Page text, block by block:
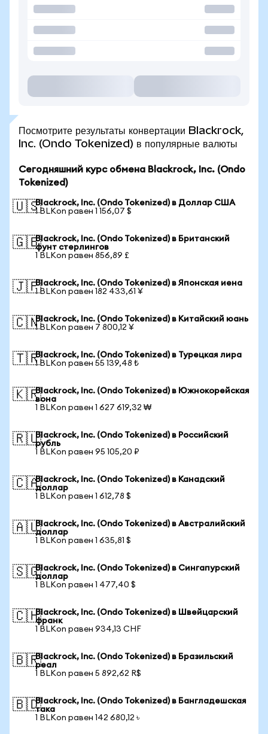
Посмотрите результаты конвертации Blackrock,
Inc. (Ondo Tokenized) в популярные валюты
Сегодняшний курс обмена Blackrock, Inc. (Ondo
Tokenized)
🇺🇸Blackrock, Inc. (Ondo Tokenized) в Доллар США
1 BLKon равен 1 156,07 $
🇬🇧Blackrock, Inc. (Ondo Tokenized) в Британский
фунт стерлингов
1 BLKon равен 856,89 £
🇯🇵Blackrock, Inc. (Ondo Tokenized) в Японская иена
1 BLKon равен 182 433,61 ¥
🇨🇳Blackrock, Inc. (Ondo Tokenized) в Китайский юань
1 BLKon равен 7 800,12 ¥
🇹🇷Blackrock, Inc. (Ondo Tokenized) в Турецкая лира
1 BLKon равен 55 139,48 ₺
🇰🇷Blackrock, Inc. (Ondo Tokenized) в Южнокорейская
вона
1 BLKon равен 1 627 619,32 ₩
🇷🇺Blackrock, Inc. (Ondo Tokenized) в Российский
рубль
1 BLKon равен 95 105,20 ₽
🇨🇦Blackrock, Inc. (Ondo Tokenized) в Канадский
доллар
1 BLKon равен 1 612,78 $
🇦🇺Blackrock, Inc. (Ondo Tokenized) в Австралийский
доллар
1 BLKon равен 1 635,81 $
🇸🇬Blackrock, Inc. (Ondo Tokenized) в Сингапурский
доллар
1 BLKon равен 1 477,40 $
🇨🇭Blackrock, Inc. (Ondo Tokenized) в Швейцарский
франк
1 BLKon равен 934,13 CHF
🇧🇷Blackrock, Inc. (Ondo Tokenized) в Бразильский
реал
1 BLKon равен 5 892,62 R$
🇧🇩Blackrock, Inc. (Ondo Tokenized) в Бангладешская
така
1 BLKon равен 142 680,12 ৳